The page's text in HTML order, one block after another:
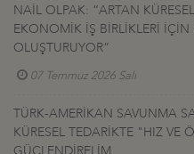
NAİL OLPAK: “ARTAN
EKONOMİK İŞ BİRLİKLERİ
OLUŞTURUYOR”
07 Temmuz 2026 Salı
TÜRK-AMERİKAN SAVUNMA
KÜRESEL TEDARİKTE "HIZ VE
GÜÇLENDİRELİM